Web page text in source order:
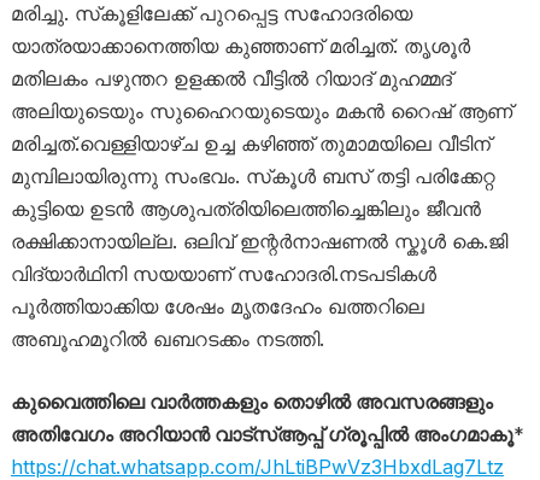
മരിച്ചു. സ്‌കൂളിലേക്ക് പുറപ്പെട്ട സഹോദരിയെ
യാത്രയാക്കാനെത്തിയ കുഞ്ഞാണ് മരിച്ചത്. തൃശൂര്‍
മതിലകം പഴുന്തറ ഉളക്കല്‍ വീട്ടില്‍ റിയാദ് മുഹമ്മദ്
അലിയുടെയും സുഹൈറയുടെയും മകന്‍ റൈഷ് ആണ്
മരിച്ചത്.വെള്ളിയാഴ്ച ഉച്ച കഴിഞ്ഞ് തുമാമയിലെ വീടിന്
മുമ്പിലായിരുന്നു സംഭവം. സ്‌കൂള്‍ ബസ് തട്ടി പരിക്കേറ്റ
കുട്ടിയെ ഉടന്‍ ആശുപത്രിയിലെത്തിച്ചെങ്കിലും ജീവന്‍
രക്ഷിക്കാനായില്ല. ഒലിവ് ഇന്റർനാഷണൽ സ്കൂൾ കെ.ജി
വിദ്യാർഥിനി സയയാണ് സഹോദരി.നടപടികൾ
പൂർത്തിയാക്കിയ ശേഷം മൃതദേഹം ഖത്തറിലെ
അബൂഹമൂറിൽ ഖബറടക്കം നടത്തി.
കുവൈത്തിലെ വാർത്തകളും തൊഴിൽ അവസരങ്ങളും
അതിവേഗം അറിയാൻ വാട്സ്ആപ്പ് ഗ്രൂപ്പിൽ അംഗമാകൂ*
https://chat.whatsapp.com/JhLtiBPwVz3HbxdLag7Ltz